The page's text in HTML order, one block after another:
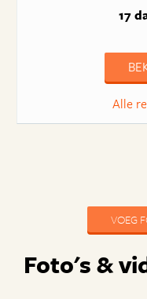
17
Alle
VOEG
Foto's &